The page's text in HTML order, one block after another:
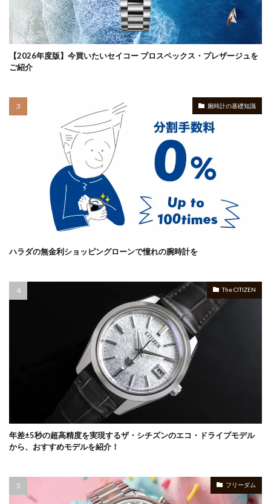
【2026年度版】今買いたいセイコー プロスペックス・プレザージュを
ご紹介
腕時計の基礎知識
ハラダの無金利ショッピングローンで憧れの腕時計を
The CITIZEN
年差±5秒の超高精度を実現するザ・シチズンのエコ・ドライブモデル
から、おすすめモデルを紹介！
フリーダム